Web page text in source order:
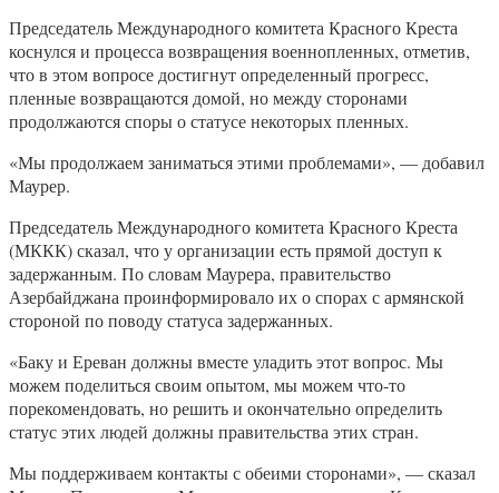
Председатель Международного комитета Красного Креста
коснулся и процесса возвращения военнопленных, отметив,
что в этом вопросе достигнут определенный прогресс,
пленные возвращаются домой, но между сторонами
продолжаются споры о статусе некоторых пленных.
«Мы продолжаем заниматься этими проблемами», — добавил
Маурер.
Председатель Международного комитета Красного Креста
(МККК) сказал, что у организации есть прямой доступ к
задержанным. По словам Маурера, правительство
Азербайджана проинформировало их о спорах с армянской
стороной по поводу статуса задержанных.
«Баку и Ереван должны вместе уладить этот вопрос. Мы
можем поделиться своим опытом, мы можем что-то
порекомендовать, но решить и окончательно определить
статус этих людей должны правительства этих стран.
Мы поддерживаем контакты с обеими сторонами», — сказал